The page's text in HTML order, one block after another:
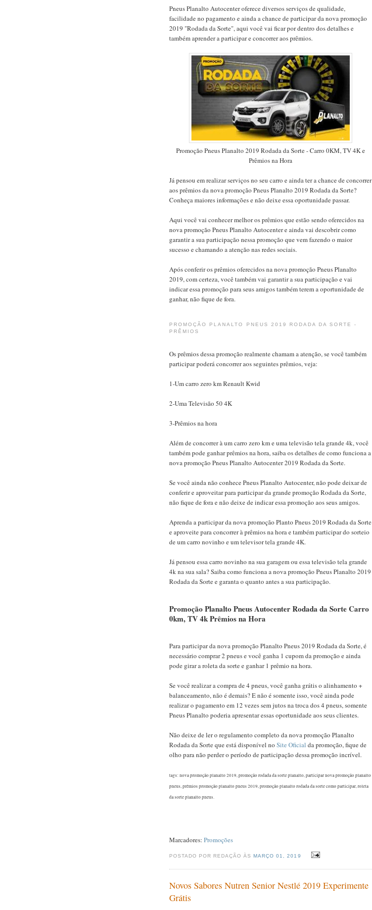
Pneus Planalto Autocenter oferece diversos serviços de qualidade,
facilidade no pagamento e ainda a chance de participar da nova promoção
2019 "Rodada da Sorte", aqui você vai ficar por dentro dos detalhes e
também aprender a participar e concorrer aos prêmios.
Promoção Pneus Planalto 2019 Rodada da Sorte - Carro 0KM, TV 4K e
Prêmios na Hora
Já pensou em realizar serviços no seu carro e ainda ter a chance de concorrer
aos prêmios da nova promoção Pneus Planalto 2019 Rodada da Sorte?
Conheça maiores informações e não deixe essa oportunidade passar.
Aqui você vai conhecer melhor os prêmios que estão sendo oferecidos na
nova promoção Pneus Planalto Autocenter e ainda vai descobrir como
garantir a sua participação nessa promoção que vem fazendo o maior
sucesso e chamando a atenção nas redes sociais.
Após conferir os prêmios oferecidos na nova promoção Pneus Planalto
2019, com certeza, você também vai garantir a sua participação e vai
indicar essa promoção para seus amigos também terem a oportunidade de
ganhar, não fique de fora.
PROMOÇÃO PLANALTO PNEUS 2019 RODADA DA SORTE -
PRÊMIOS
Os prêmios dessa promoção realmente chamam a atenção, se você também
participar poderá concorrer aos seguintes prêmios, veja:
1-Um carro zero km Renault Kwid
2-Uma Televisão 50 4K
3-Prêmios na hora
Além de concorrer à um carro zero km e uma televisão tela grande 4k, você
também pode ganhar prêmios na hora, saiba os detalhes de como funciona a
nova promoção Pneus Planalto Autocenter 2019 Rodada da Sorte.
Se você ainda não conhece Pneus Planalto Autocenter, não pode deixar de
conferir e aproveitar para participar da grande promoção Rodada da Sorte,
não fique de fora e não deixe de indicar essa promoção aos seus amigos.
Aprenda a participar da nova promoção Planto Pneus 2019 Rodada da Sorte
e aproveite para concorrer à prêmios na hora e também participar do sorteio
de um carro novinho e um televisor tela grande 4K.
Já pensou essa carro novinho na sua garagem ou essa televisão tela grande
4k na sua sala? Saiba como funciona a nova promoção Pneus Planalto 2019
Rodada da Sorte e garanta o quanto antes a sua participação.
Promoção Planalto Pneus Autocenter Rodada da Sorte Carro
0km, TV 4k Prêmios na Hora
Para participar da nova promoção Planalto Pneus 2019 Rodada da Sorte, é
necessário comprar 2 pneus e você ganha 1 cupom da promoção e ainda
pode girar a roleta da sorte e ganhar 1 prêmio na hora.
Se você realizar a compra de 4 pneus, você ganha grátis o alinhamento +
balanceamento, não é demais? E não é somente isso, você ainda pode
realizar o pagamento em 12 vezes sem jutos na troca dos 4 pneus, somente
Pneus Planalto poderia apresentar essas oportunidade aos seus clientes.
Não deixe de ler o regulamento completo da nova promoção Planalto
Rodada da Sorte que está disponível no Site Oficial da promoção, fique de
olho para não perder o período de participação dessa promoção incrível.
tags: nova promoção planalto 2019, promoção rodada da sorte planalto, participar nova promoção planalto
pneus, prêmios promoção planalto pneus 2019, promoção planalto rodada da sorte como participar, roleta
da sorte planalto pneus.
Marcadores: Promoções
POSTADO POR REDAÇÃO ÀSMARÇO 01, 2019
Novos Sabores Nutren Senior Nestlé 2019 Experimente
Grátis